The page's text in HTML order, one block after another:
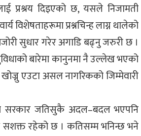
प्रश्रय दिइएको छ, यसले निजामती
विशेषताहरूमा प्रश्नचिन्ह लाग्न थालेको
सुधार गरेर अगाडि बढ्नु जरुरी छ ।
बारेमा कानुनमा नै उल्लेख भएको
एउटा असल नागरिकको जिम्मेवारी
सरकार जतिसुकै अदल–बदल भएपनि
सशक्त रहेको छ । कतिसम्म भनिन्छ भने